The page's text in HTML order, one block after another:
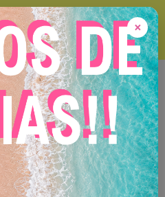
SETEMBRO Durante este período
após o nosso regresso ! ×